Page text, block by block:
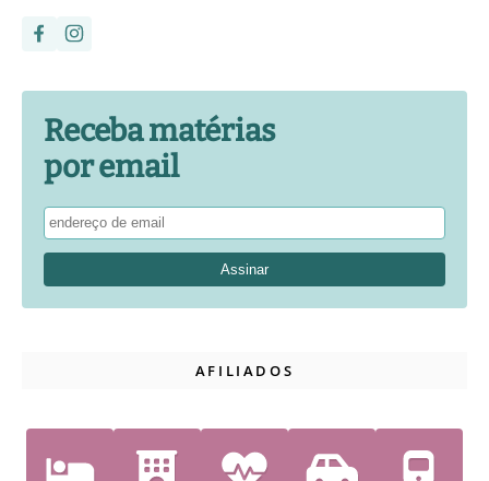
Receba matérias
por email
AFILIADOS